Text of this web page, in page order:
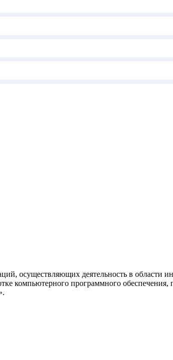
осуществляющих деятельность в области
компьютерного программного